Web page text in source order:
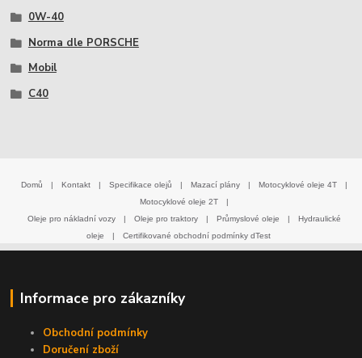
0W-40
Norma dle PORSCHE
Mobil
C40
Domů | Kontakt | Specifikace olejů | Mazací plány | Motocyklové oleje 4T
|
Motocyklové oleje 2T
|
Oleje pro nákladní vozy
| Oleje pro traktory | Průmyslové oleje |
Hydraulické
oleje
| Certifikované obchodní podmínky dTest
Informace pro zákazníky
Obchodní podmínky
Doručení zboží